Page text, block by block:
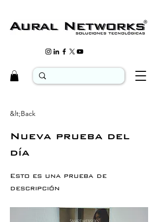
&lt;Back
Nueva prueba del
día
Esto es una prueba de
descripción